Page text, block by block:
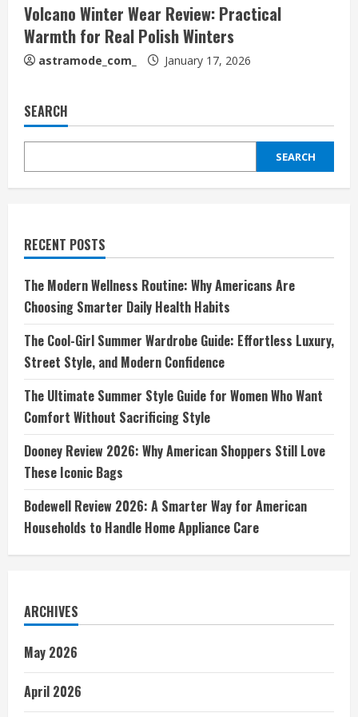
Volcano Winter Wear Review: Practical
Warmth for Real Polish Winters
astramode_com_ January 17, 2026
SEARCH
SEARCH
RECENT POSTS
The Modern Wellness Routine: Why Americans Are
Choosing Smarter Daily Health Habits
The Cool-Girl Summer Wardrobe Guide: Effortless Luxury,
Street Style, and Modern Confidence
The Ultimate Summer Style Guide for Women Who Want
Comfort Without Sacrificing Style
Dooney Review 2026: Why American Shoppers Still Love
These Iconic Bags
Bodewell Review 2026: A Smarter Way for American
Households to Handle Home Appliance Care
ARCHIVES
May 2026
April 2026